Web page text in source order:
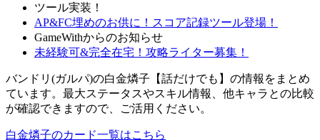
ツール実装！
AP&FC埋めのお供に！スコア記録ツール登場！
GameWithからのお知らせ
未経験可&完全在宅！攻略ライター募集！
バンドリ(ガルパ)の白金燐子【話だけでも】の情報をまとめ
ています。最大ステータスやスキル情報、他キャラとの比較
が確認できますので、ご活用ください。
白金燐子のカード一覧はこちら